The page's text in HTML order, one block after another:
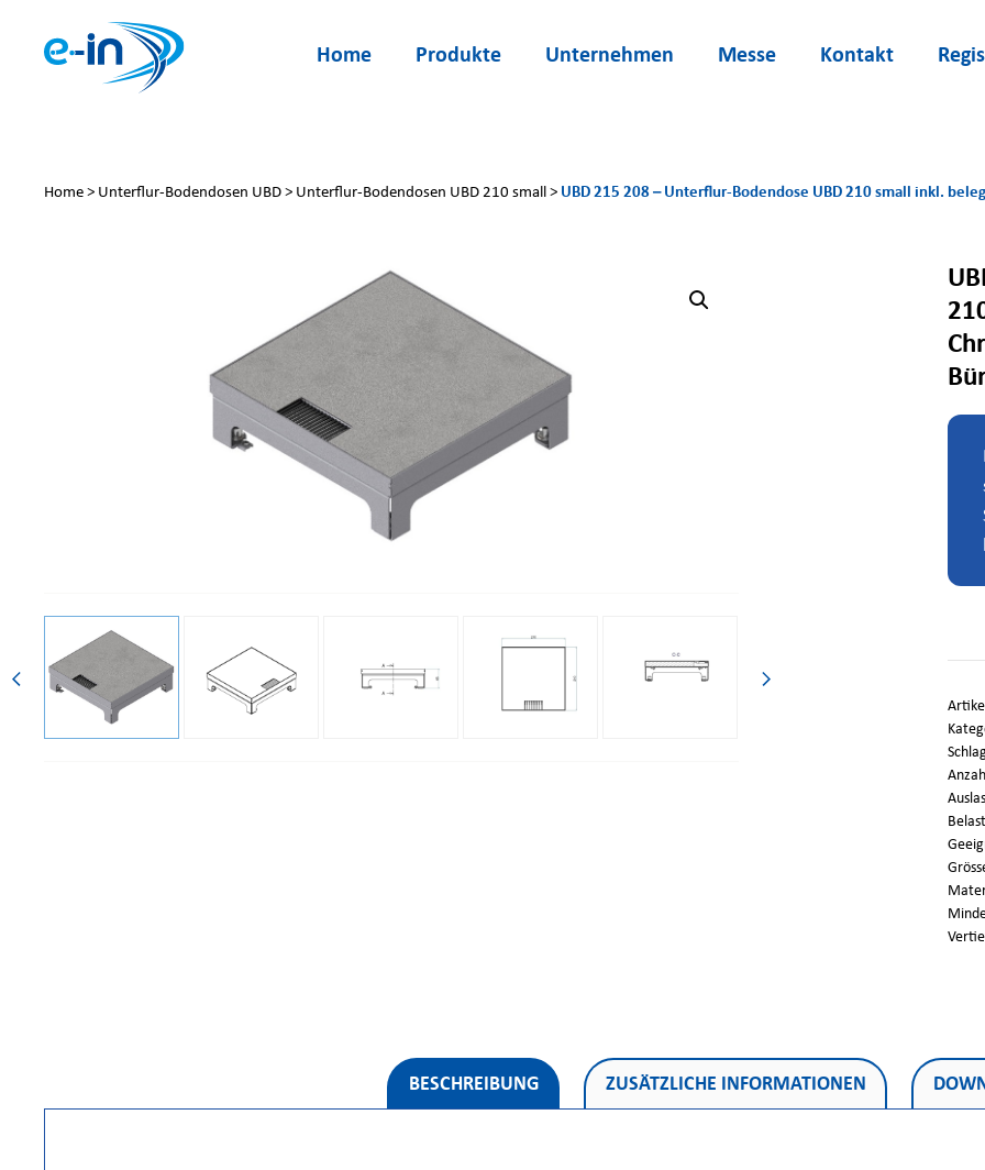
Inhalt
springen
Home Produkte Unternehmen Messe Kontakt
Home> Unterflur-Bodendosen UBD> Unterflur-Bodendosen UBD 210 small> UBD 215 208 – Unterflur-Bodendose UBD 210 small inkl.
BESCHREIBUNG ZUSÄTZLICHE INFORMATIONEN